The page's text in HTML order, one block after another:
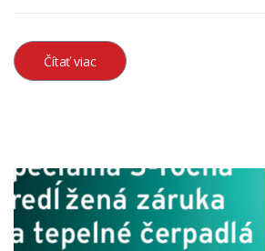
Čítať viac